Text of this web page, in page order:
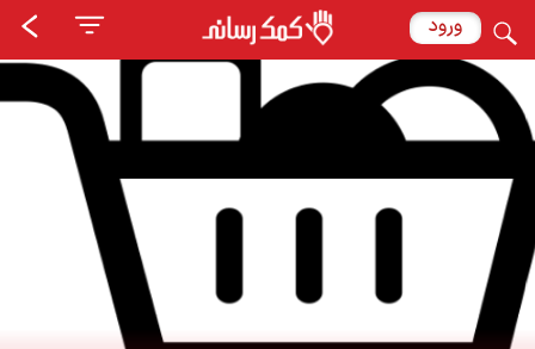
ورود